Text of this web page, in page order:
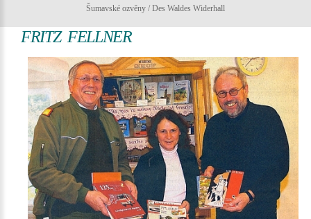
Šumavské ozvěny / Des Waldes Widerhall
FRITZ FELLNER